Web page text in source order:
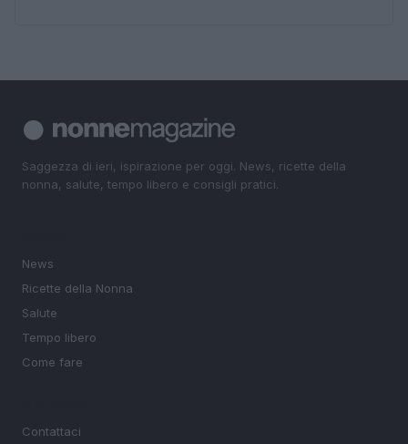
Saggezza di ieri, ispirazione per oggi. News, ricette della
nonna, salute, tempo libero e consigli pratici.
News
Ricette della Nonna
Salute
Tempo libero
Come fare
Contattaci